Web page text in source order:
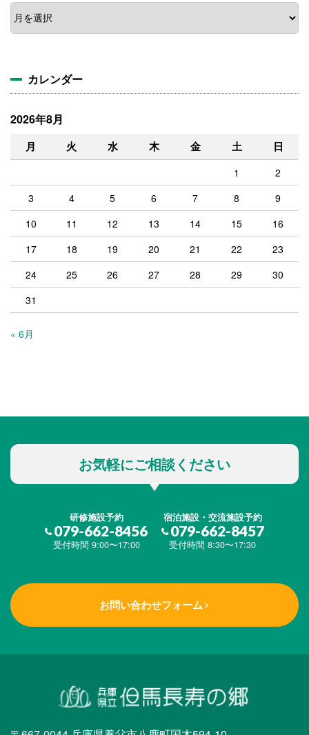
ア
ー
カ
カレンダー
2026年8月
月 火 水 木 金 土 日
1
2
3
4 5 6 7 8
9
10
11 12 13 14 15
16
17
18 19 20 21 22
23
24
25 26 27 28 29
30
31
« 6月
お気軽にご相談ください
研修施設予約
079-662-8456
受付時間 9:00〜17:00
宿泊施設・交流施設予約
079-662-8457
受付時間 8:30〜17:30
お問い合わせフォーム